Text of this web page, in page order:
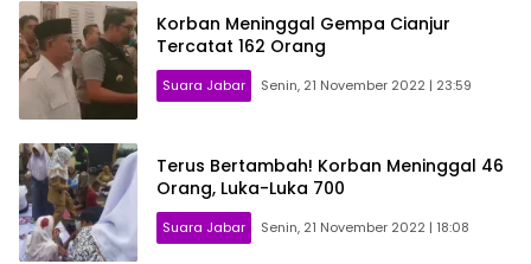
Korban Meninggal Gempa Cianjur
Tercatat 162 Orang
Suara Jabar Senin, 21 November 2022 | 23:59
Terus Bertambah! Korban Meninggal 46
Orang, Luka-Luka 700
Suara Jabar Senin, 21 November 2022 | 18:08